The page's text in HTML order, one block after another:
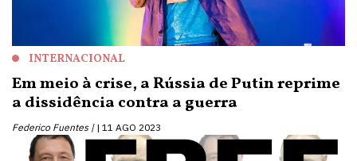
INTERNACIONAL
Em meio à crise, a Rússia de Putin reprime
a dissidência contra a guerra
Federico Fuentes | 11 AGO 2023